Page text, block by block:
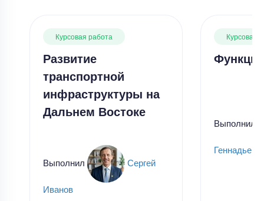
Курсовая работа
Развитие
транспортной
инфраструктуры на
Дальнем Востоке
Выполнил Сергей
Иванов
Курсовая
Выполнил